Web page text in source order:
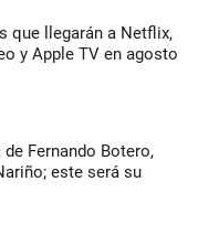
que llegarán a Netflix,
y Apple TV en agosto
de Fernando Botero,
este será su